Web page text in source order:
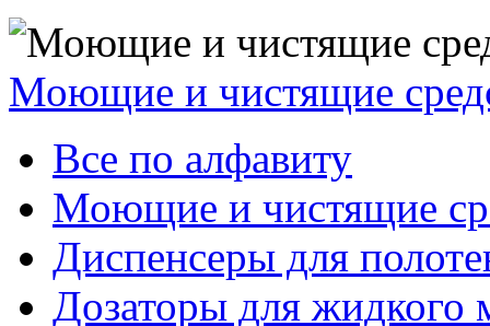
Моющие и чистящие
Все по алфавиту
Моющие и чистящие
Диспенсеры для
Дозаторы для жидкого